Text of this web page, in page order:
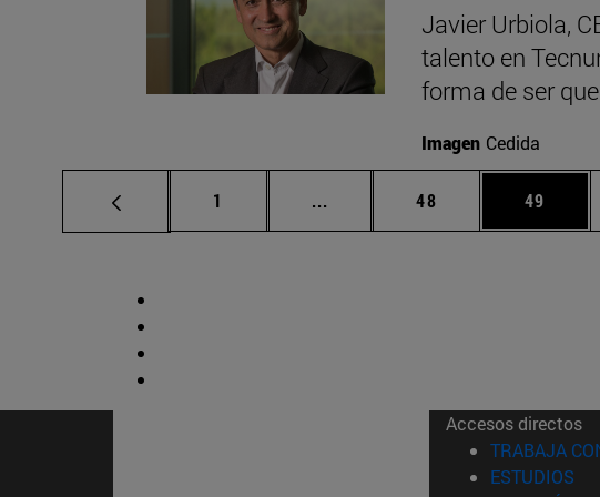
Javier Urbiola,
talento en
forma de ser
Imagen Cedida
Página
1 ... Páginas intermedias Use TAB
Página
48 Página
49
Accesos directos
TRABAJA
ESTUDIOS